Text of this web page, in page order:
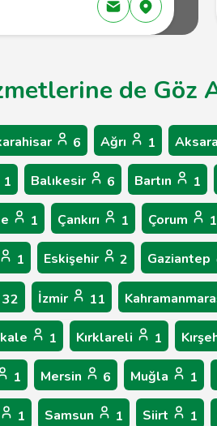
de Göz
6 Ağrı 1
1 Balıkesir 6 Bartın 1
1 Çankırı 1 Çorum 1
1 Eskişehir 2 Gaziantep
32 İzmir 11
1 Kırklareli 1
1 Mersin 6 Muğla 1
1 Samsun 1 Siirt 1